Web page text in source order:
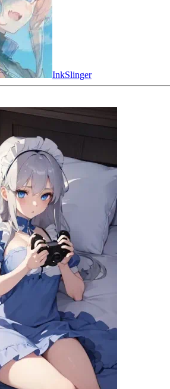
InkSlinger